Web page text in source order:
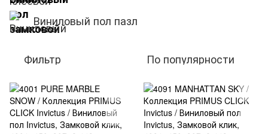
Виниловый пол пазл
Фильтр По популярности